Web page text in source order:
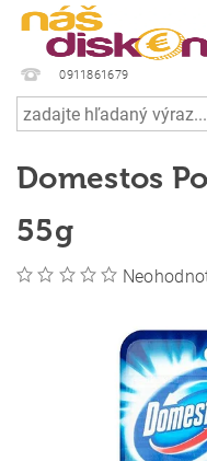
0911861679
Domestos
55g